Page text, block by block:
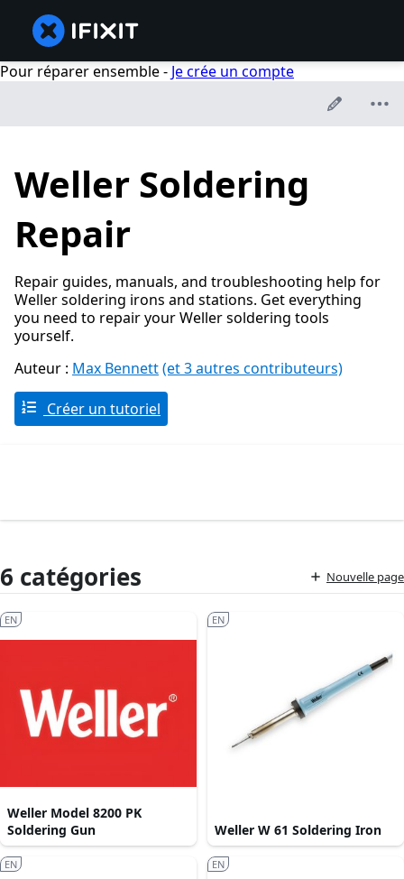
Pour réparer ensemble - Je crée un compte
Weller Soldering
Repair
Repair guides, manuals, and troubleshooting help for
Weller soldering irons and stations. Get everything
you need to repair your Weller soldering tools
yourself.
Auteur : Max Bennett(et 3 autres contributeurs)
Créer un tutoriel
6 catégories Nouvelle page
Weller Model 8200 PK
Soldering Gun
EN
Weller W 61 Soldering Iron
EN
EN EN